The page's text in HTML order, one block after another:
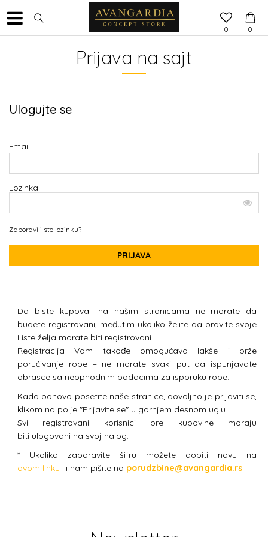
0
0
Prijava na sajt
Ulogujte se
Email:
Lozinka:
Zaboravili ste lozinku?
PRIJAVA
Da biste kupovali na našim stranicama ne morate da
budete registrovani, međutim ukoliko želite da pravite svoje
Liste želja morate biti registrovani.
Registracija Vam takođe omogućava lakše i brže
poručivanje robe – ne morate svaki put da ispunjavate
obrasce sa neophodnim podacima za isporuku robe.
Kada ponovo posetite naše stranice, dovoljno je prijaviti se,
klikom na polje "Prijavite se" u gornjem desnom uglu.
Svi registrovani korisnici pre kupovine moraju
biti ulogovani na svoj nalog.
* Ukoliko zaboravite šifru možete dobiti novu na
ovom linku ili nam pišite na porudzbine@avangardia.rs